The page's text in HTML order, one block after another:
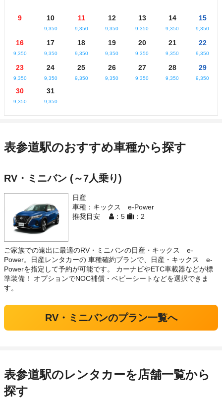
9 10
9,350
11
9,350
12
9,350
13
9,350
14
9,350
15
9,350
16
9,350
17
9,350
18
9,350
19
9,350
20
9,350
21
9,350
22
9,350
23
9,350
24
9,350
25
9,350
26
9,350
27
9,350
28
9,350
29
9,350
30
9,350
31
9,350
表参道駅のおすすめ車種から探す
RV・ミニバン (～7人乗り)
日産
車種：キックス e-Power
推奨目安
：5 ：2
ご家族での遠出に最適のRV・ミニバンの日産・キックス e-
Power。日産レンタカーの 車種確約プランで、日産・キックス e-
Powerを指定して予約が可能です。 カーナビやETC車載器などが標
準装備！ オプションでNOC補償・ベビーシートなどを選択できま
す。
RV・ミニバンのプラン一覧へ
表参道駅のレンタカーを店舗一覧から
探す